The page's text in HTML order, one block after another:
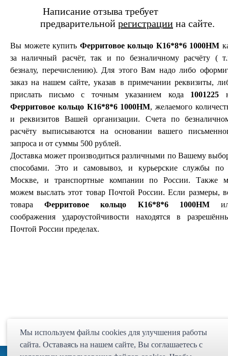
Написание отзыва требует
предварительной регистрации на сайте.
Вы можете купить Ферритовое кольцо К16*8*6 1000НМ
за наличный расчёт, так и по безналичному расчёту (
безналу, перечислению). Для этого Вам надо либо
заказ на нашем сайте, указав в примечании реквизиты,
прислать письмо с точным указанием кода 1001225
Ферритовое кольцо К16*8*6 1000НМ, желаемого
и реквизитов Вашей организации. Счета по
расчёту выписываются на основании вашего
запроса и от суммы 500 рублей.
Доставка может производиться различными по Вашему
способами. Это и самовывоз, и курьерские службы по
Москве, и транспортные компании по России. Также
можем выслать этот товар Почтой России. Если размеры,
товараФерритовое кольцо К16*8*6 1000НМ
соображения удароустойчивости находятся в
Почтой России пределах.
Мы используем файлы cookies для улучшения работы
сайта. Оставаясь на нашем сайте, Bы соглашаетесь с